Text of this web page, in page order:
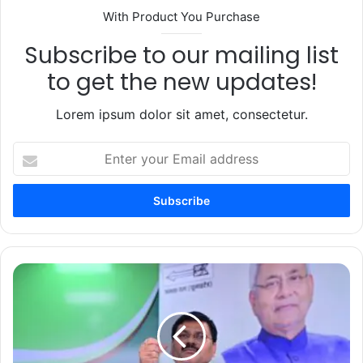
With Product You Purchase
Subscribe to our mailing list
to get the new updates!
Lorem ipsum dolor sit amet, consectetur.
your
Email